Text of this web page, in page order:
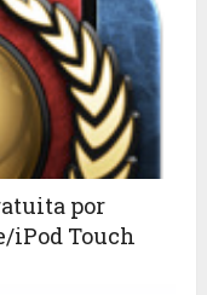
por
iPod Touch